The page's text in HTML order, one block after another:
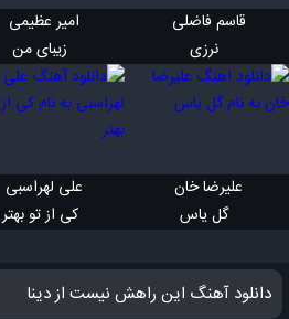
قاسم فاضلی
نرزی
امیر عظیمی
زیبای من
علیرضا خان
گل یاس
علی لهراسبی
کی از تو بهتر
دانلود آهنگ این راهش نیست از دینا